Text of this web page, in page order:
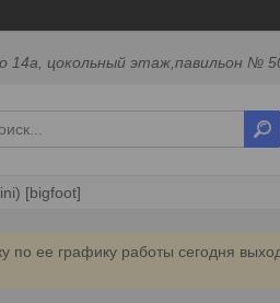
14а, цокольный этаж,павильон №
[bigfoot]
ее графику работы сегодня